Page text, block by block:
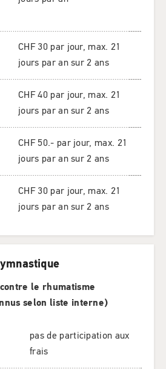
CHF 30 par jour, max. 21
jours par an sur 2 ans
CHF 40 par jour, max. 21
jours par an sur 2 ans
CHF 50.- par jour, max. 21
jours par an sur 2 ans
CHF 30 par jour, max. 21
jours par an sur 2 ans
le rhumatisme
selon liste interne)
pas de participation aux
frais